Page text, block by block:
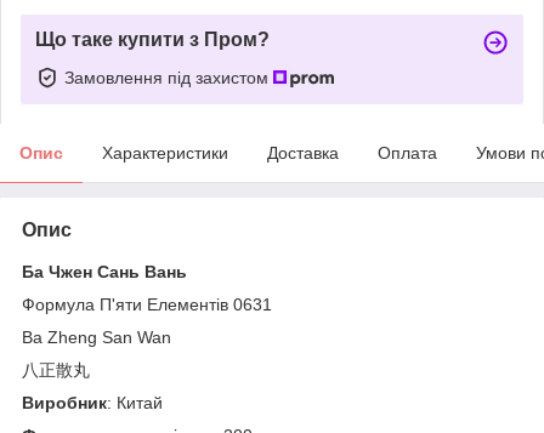
Що таке купити з Пром?
Замовлення під захистом
Опис Характеристики Доставка Оплата Умови
Опис
Ба Чжен Сань Вань
Формула П'яти Елементів 0631
Ba Zheng San Wan
八正散丸
Виробник: Китай